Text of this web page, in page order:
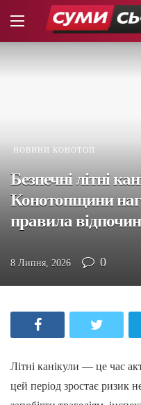
НОВИНИ КОНОТОП
Безпечні літні
Конотопщини
правила
8 Липня, 2026 0
Літні канікули — це час
цей період зростає ризик